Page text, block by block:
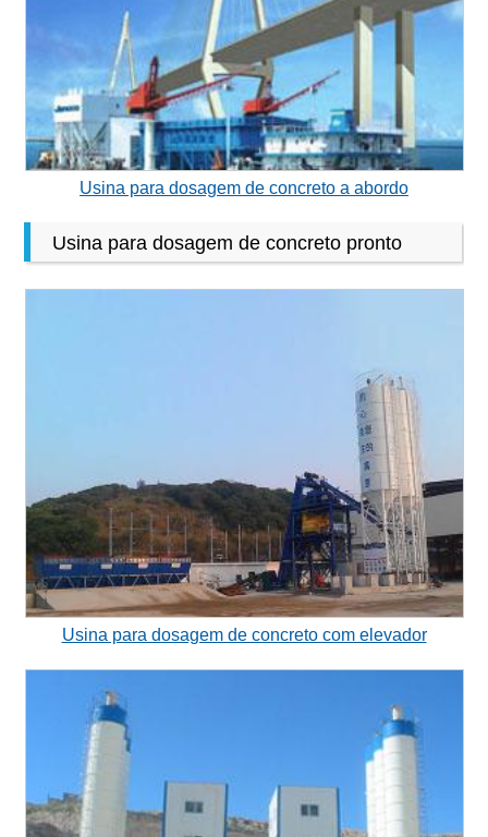
Usina para dosagem de concreto a abordo
Usina para dosagem de concreto pronto
Usina para dosagem de concreto com elevador